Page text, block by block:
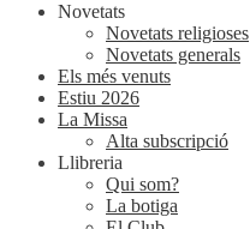
Novetats
Novetats religioses
Novetats generals
Els més venuts
Estiu 2026
La Missa
Alta subscripció
Llibreria
Qui som?
La botiga